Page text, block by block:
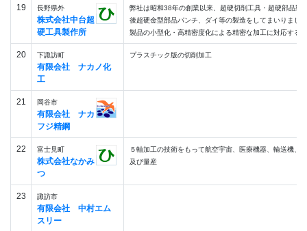
19 長野県外
株式会社中台超
硬工具製作所
弊社は昭和38年の創業以来、超硬切削工具・超硬部品製
後超硬金型部品パンチ、ダイ等の製造をしてまいりまし
製品の小型化・高精密度化による精密な加工に対応する
20 下諏訪町
有限会社 ナカノ化
工
プラスチック版の切削加工
21 岡谷市
有限会社 ナカ
フジ精鋼
22 富士見町
株式会社なかみ
つ
５軸加工の技術をもって航空宇宙、医療機器、輸送機、
及び量産
23 諏訪市
有限会社 中村エム
スリー